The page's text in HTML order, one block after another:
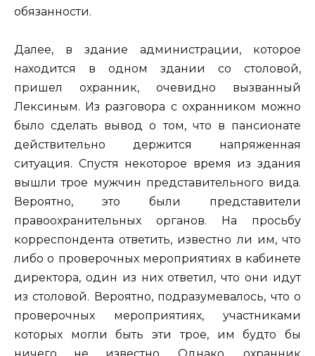
обязанности.
Далее, в здание администрации, которое
находится в одном здании со столовой,
пришел охранник, очевидно вызванный
Лексиным. Из разговора с охранником можно
было сделать вывод о том, что в пансионате
действительно держится напряженная
ситуация. Спустя некоторое время из здания
вышли трое мужчин представительного вида.
Вероятно, это были представители
правоохранительных органов. На просьбу
корреспондента ответить, известно ли им, что
либо о проверочных мероприятиях в кабинете
директора, один из них ответил, что они идут
из столовой. Вероятно, подразумевалось, что о
проверочных мероприятиях, участниками
которых могли быть эти трое, им будто бы